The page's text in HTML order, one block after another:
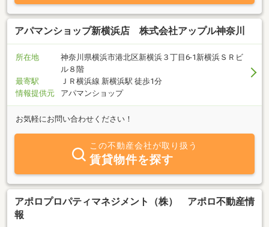
はHAZAAR上階のリビオタワー羽沢横浜国大の空室物件情報や横浜
国大生向けの物件情報等を主にご紹介させていただきます。弊社は
店舗、事務所、区分マンション、土地等の事業用物件の買取も多数
い。不動産の売買、賃貸関することなら迷わずハウスマルシェにご
来店いただくことをスタッフ一同心よりお待ち申し上げておりま
す。
アパマンショップ新横浜店 株式会社アップル神奈川
所在地
神奈川県横浜市港北区新横浜３丁目6-1新横浜ＳＲビ
ル８階
最寄駅
ＪＲ横浜線 新横浜駅 徒歩1分
情報提供元
アパマンショップ
お気軽にお問い合わせください！
この不動産会社が取り扱う
賃貸物件を探す
アポロプロパティマネジメント（株） アポロ不動産情
報